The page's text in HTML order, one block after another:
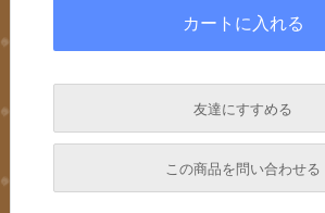
友達にすすめる
必須
この商品を問い合わせる